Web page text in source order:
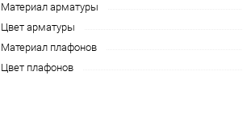
Материал арматуры
Цвет арматуры
Материал плафонов
Цвет плафонов